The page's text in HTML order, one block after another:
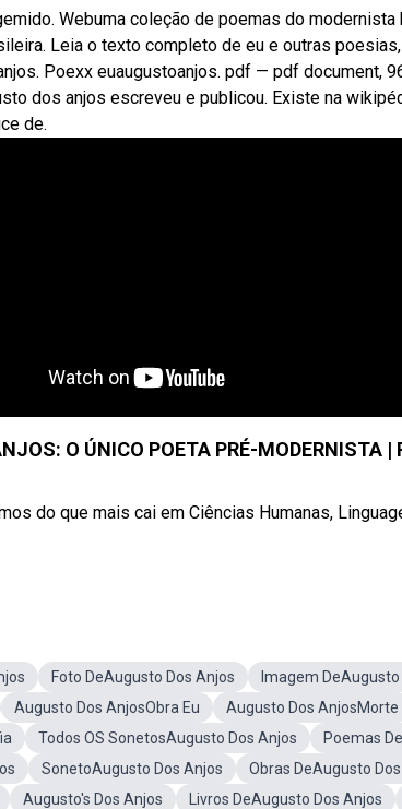
Webuma coleção de poemas do
Leia o texto completo de eu e outras
Poexx euaugustoanjos. pdf — pdf document,
dos anjos escreveu e publicou. Existe na
de.
O ÚNICO POETA PRÉ-
do que mais cai em Ciências Humanas,
Foto DeAugusto Dos Anjos Imagem
Augusto Dos AnjosObra Eu Augusto Dos AnjosMorte
Todos OS SonetosAugusto Dos Anjos
Poemas
SonetoAugusto Dos Anjos Obras DeAugusto
Augusto's Dos Anjos Livros DeAugusto Dos Anjos